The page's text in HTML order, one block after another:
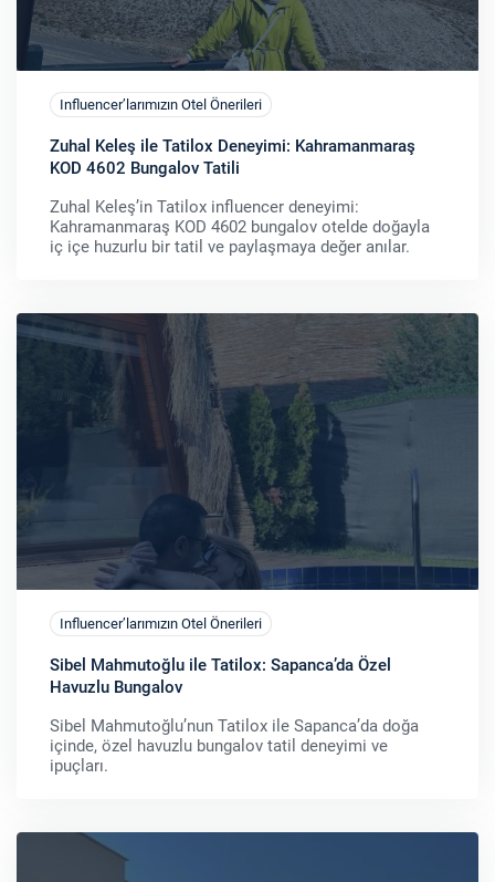
Influencer’larımızın Otel Önerileri
Zuhal Keleş ile Tatilox Deneyimi: Kahramanmaraş
KOD 4602 Bungalov Tatili
Zuhal Keleş’in Tatilox influencer deneyimi:
Kahramanmaraş KOD 4602 bungalov otelde doğayla
iç içe huzurlu bir tatil ve paylaşmaya değer anılar.
Influencer’larımızın Otel Önerileri
Sibel Mahmutoğlu ile Tatilox: Sapanca’da Özel
Havuzlu Bungalov
Sibel Mahmutoğlu’nun Tatilox ile Sapanca’da doğa
içinde, özel havuzlu bungalov tatil deneyimi ve
ipuçları.